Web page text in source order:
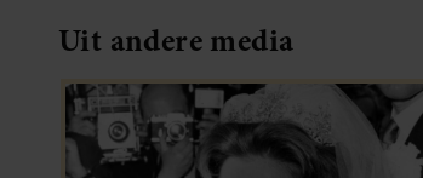
Uit andere media